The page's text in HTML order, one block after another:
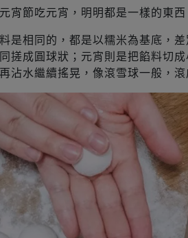
宵節吃元宵，明明都是一樣的東
是相同的，都是以糯米為基底，
搓成圓球狀；元宵則是把餡料切
沾水繼續搖晃，像滾雪球一般，滾